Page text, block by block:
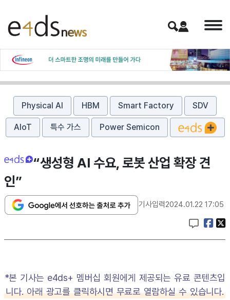
Physical AI HBM Smart Factory SDV
AIoT 특수 가스 Power Semicon
“생성형 AI 수요, 로봇 산업 확장 견
인”
기사입력2024.01.22 17:05
*본 기사는 e4ds+ 멤버십 회원에게 제공되는 유료 콘텐츠입
니다. 아래 광고를 클릭하시면 무료로 열람하실 수 있습니다.